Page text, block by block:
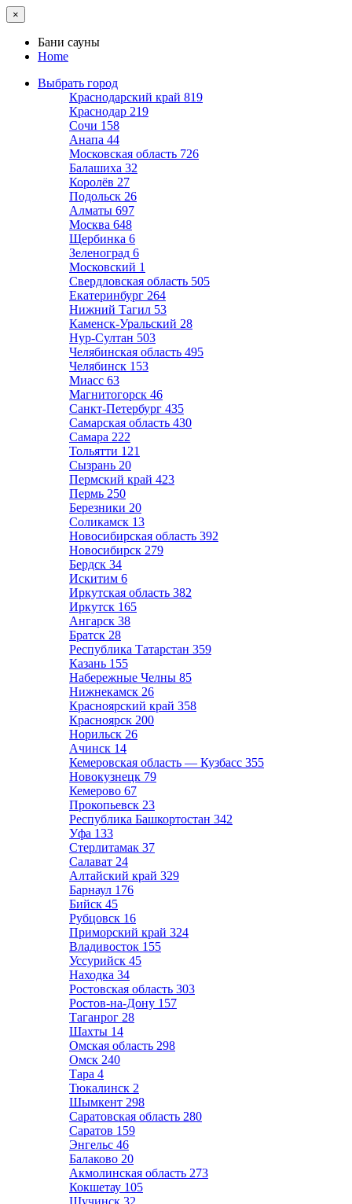
×
Бани сауны
Home
Выбрать город
Краснодарский край 819
Краснодар 219
Сочи 158
Анапа 44
Московская область 726
Балашиха 32
Королёв 27
Подольск 26
Алматы 697
Москва 648
Щербинка 6
Зеленоград 6
Московский 1
Свердловская область 505
Екатеринбург 264
Нижний Тагил 53
Каменск-Уральский 28
Нур-Султан 503
Челябинская область 495
Челябинск 153
Миасс 63
Магнитогорск 46
Санкт-Петербург 435
Самарская область 430
Самара 222
Тольятти 121
Сызрань 20
Пермский край 423
Пермь 250
Березники 20
Соликамск 13
Новосибирская область 392
Новосибирск 279
Бердск 34
Искитим 6
Иркутская область 382
Иркутск 165
Ангарск 38
Братск 28
Республика Татарстан 359
Казань 155
Набережные Челны 85
Нижнекамск 26
Красноярский край 358
Красноярск 200
Норильск 26
Ачинск 14
Кемеровская область — Кузбасс 355
Новокузнецк 79
Кемерово 67
Прокопьевск 23
Республика Башкортостан 342
Уфа 133
Стерлитамак 37
Салават 24
Алтайский край 329
Барнаул 176
Бийск 45
Рубцовск 16
Приморский край 324
Владивосток 155
Уссурийск 45
Находка 34
Ростовская область 303
Ростов-на-Дону 157
Таганрог 28
Шахты 14
Омская область 298
Омск 240
Тара 4
Тюкалинск 2
Шымкент 298
Саратовская область 280
Саратов 159
Энгельс 46
Балаково 20
Акмолинская область 273
Кокшетау 105
Щучинск 32